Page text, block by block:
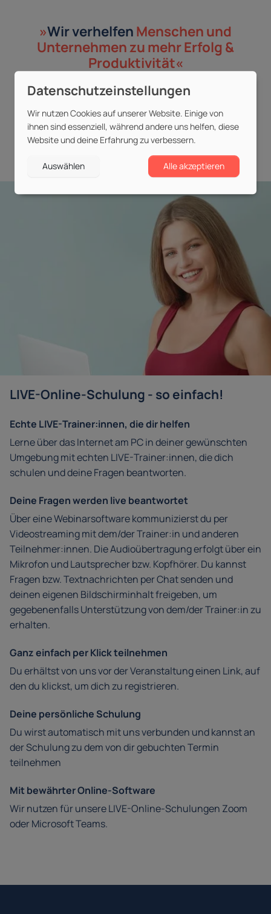
»Wir verhelfenMenschen und
Unternehmenzu mehr Erfolg &
Produktivität«
LIVE-Online-Schulung - so einfach!
Echte LIVE-Trainer:innen, die dir helfen
Lerne über das Internet am PC in deiner gewünschten
Umgebung mit echten LIVE-Trainer:innen, die dich
schulen und deine Fragen beantworten.
Deine Fragen werden live beantwortet
Über eine Webinarsoftware kommunizierst du per
Videostreaming mit dem/der Trainer:in und anderen
Teilnehmer:innen. Die Audioübertragung erfolgt über ein
Mikrofon und Lautsprecher bzw. Kopfhörer. Du kannst
Fragen bzw. Textnachrichten per Chat senden und
deinen eigenen Bildschirminhalt freigeben, um
gegebenenfalls Unterstützung von dem/der Trainer:in zu
erhalten.
Ganz einfach per Klick teilnehmen
Du erhältst von uns vor der Veranstaltung einen Link, auf
den du klickst, um dich zu registrieren.
Deine persönliche Schulung
Du wirst automatisch mit uns verbunden und kannst an
der Schulung zu dem von dir gebuchten Termin
teilnehmen
Mit bewährter Online-Software
Wir nutzen für unsere LIVE-Online-Schulungen Zoom
oder Microsoft Teams.
Wir nutzen Cookies auf unserer Website. Einige von
ihnen sind essenziell, während andere uns helfen, diese
Website und deine Erfahrung zu verbessern.
Auswählen Alle akzeptieren